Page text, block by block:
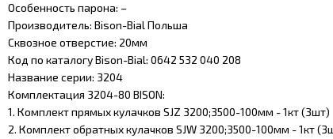
Особенность парона: –
Производитель: Bison-Bial Польша
Сквозное отверстие: 20мм
Код по каталогу Bison-Bial: 0642 532 040 208
Название серии: 3204
Комплектация 3204-80 BISON:
1. Комплект прямых кулачков SJZ 3200;3500-100мм - 1кт (3шт)
2. Комплект обратных кулачков SJW 3200;3500-100мм - 1кт